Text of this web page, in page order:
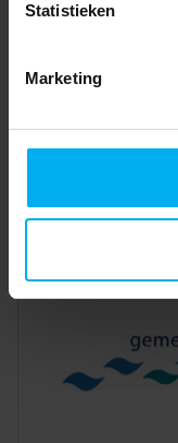
Statistieken
Marketing